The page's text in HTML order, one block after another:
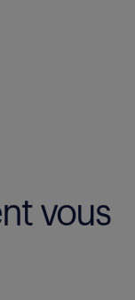
vous